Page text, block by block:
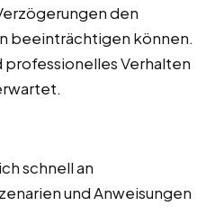
den
beeinträchtigen können.
professionelles Verhalten
schnell an
und Anweisungen